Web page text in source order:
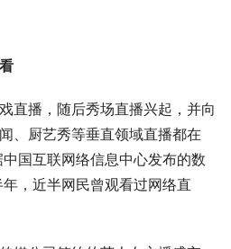
直播，随后秀场直播兴起，并向
厨艺秀等垂直领域直播都在
国互联网络信息中心发布的数
，近半网民曾观看过网络直